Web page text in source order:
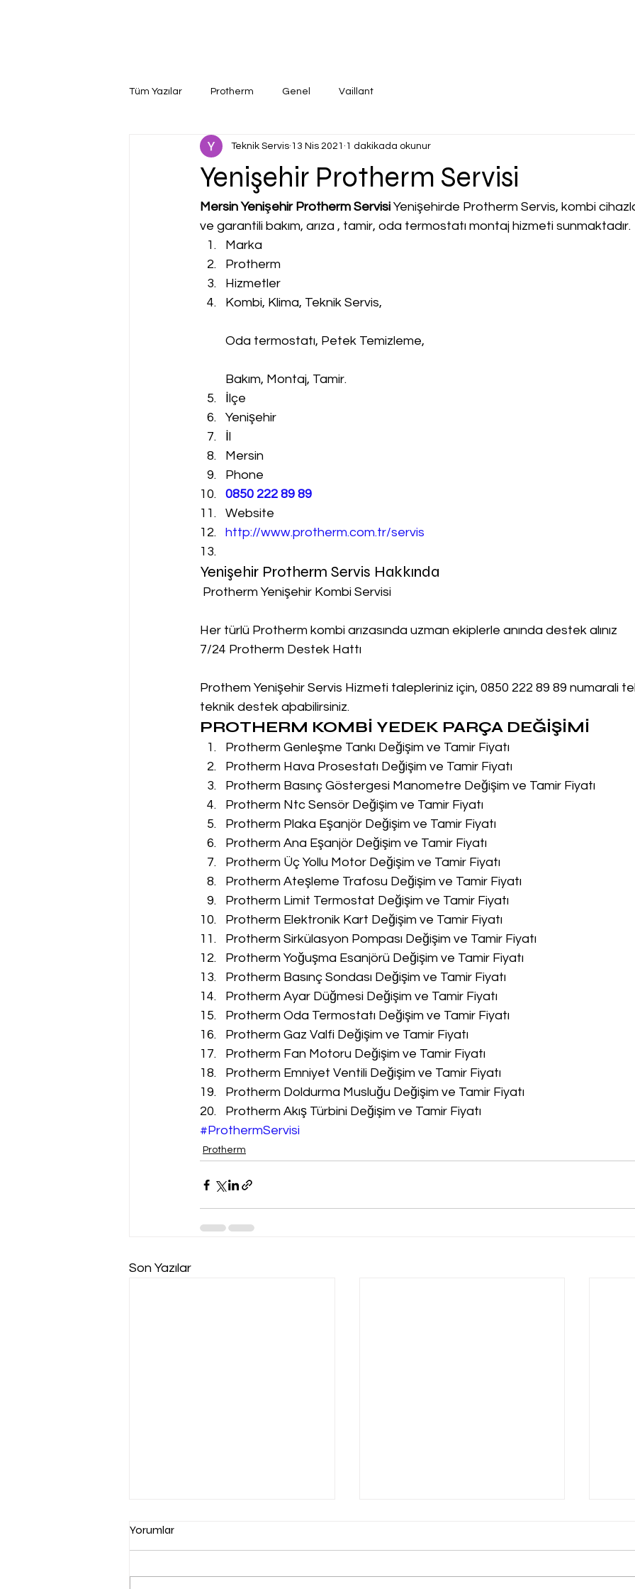
Tüm Yazılar Protherm Genel Vaillant
Yenişehir Protherm Servisi
Teknik Servis 13 Nis 2021 1 dakikada okunur
Mersin Yenişehir Protherm Servisi Yenişehirde Protherm Servis, kombi
ve garantili bakım, arıza , tamir, oda termostatı montaj hizmeti sunmaktadır.
Marka
Protherm
Hizmetler
Kombi, Klima, Teknik Servis,
Oda termostatı, Petek Temizleme,
Bakım, Montaj, Tamir.
İlçe
Yenişehir
İl
Mersin
Phone
0850 222 89 89
Website
http://www.protherm.com.tr/servis
Yenişehir Protherm Servis Hakkında
Protherm Yenişehir Kombi Servisi
Her türlü Protherm kombi arızasında uzman ekiplerle anında destek alınız
7/24 Protherm Destek Hattı
Prothem Yenişehir Servis Hizmeti talepleriniz için, 0850 222 89 89 numarali
teknik destek aþabilirsiniz.
PROTHERM KOMBİ YEDEK PARÇA DEĞİŞİMİ
Protherm Genleşme Tankı Değişim ve Tamir Fiyatı
Protherm Hava Prosestatı Değişim ve Tamir Fiyatı
Protherm Basınç Göstergesi Manometre Değişim ve Tamir Fiyatı
Protherm Ntc Sensör Değişim ve Tamir Fiyatı
Protherm Plaka Eşanjör Değişim ve Tamir Fiyatı
Protherm Ana Eşanjör Değişim ve Tamir Fiyatı
Protherm Üç Yollu Motor Değişim ve Tamir Fiyatı
Protherm Ateşleme Trafosu Değişim ve Tamir Fiyatı
Protherm Limit Termostat Değişim ve Tamir Fiyatı
Protherm Elektronik Kart Değişim ve Tamir Fiyatı
Protherm Sirkülasyon Pompası Değişim ve Tamir Fiyatı
Protherm Yoğuşma Esanjörü Değişim ve Tamir Fiyatı
Protherm Basınç Sondası Değişim ve Tamir Fiyatı
Protherm Ayar Düğmesi Değişim ve Tamir Fiyatı
Protherm Oda Termostatı Değişim ve Tamir Fiyatı
Protherm Gaz Valfi Değişim ve Tamir Fiyatı
Protherm Fan Motoru Değişim ve Tamir Fiyatı
Protherm Emniyet Ventili Değişim ve Tamir Fiyatı
Protherm Doldurma Musluğu Değişim ve Tamir Fiyatı
Protherm Akış Türbini Değişim ve Tamir Fiyatı
#ProthermServisi
Protherm
Son Yazılar
Yorumlar